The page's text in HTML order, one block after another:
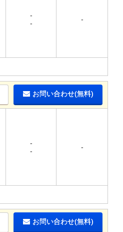
-
-
-
お問い合わせ(無料)
-
-
-
お問い合わせ(無料)